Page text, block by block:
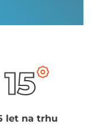
let na trhu